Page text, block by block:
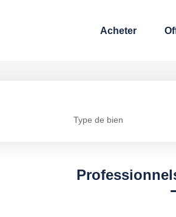
Acheter
Type de bien